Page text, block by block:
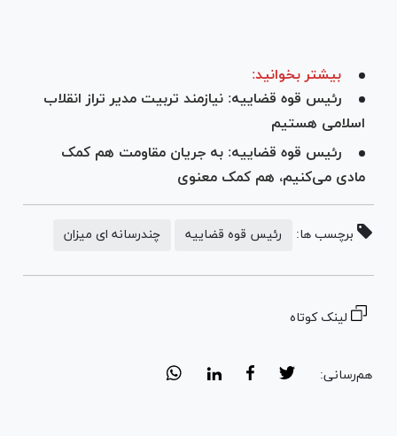
بیشتر بخوانید:
رئیس قوه قضاییه: نیازمند تربیت مدیر تراز انقلاب
اسلامی هستیم
رئیس قوه قضاییه: به جریان مقاومت هم کمک
مادی می‌کنیم، هم کمک معنوی
برچسب ها: رئیس قوه قضاییه چندرسانه ای میزان
لینک کوتاه
هم‌رسانی: